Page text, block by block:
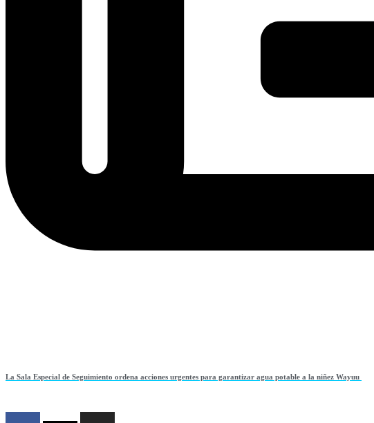
La Sala Especial de Seguimiento ordena acciones urgentes para garantizar agua potable a la niñez Wayuu